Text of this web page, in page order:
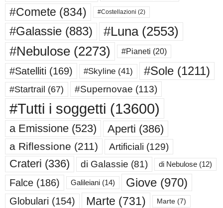
#Comete (834) #Costellazioni (2)
#Galassie (883) #Luna(2553)
#Nebulose (2273) #Pianeti (20)
#Satelliti (169) #Skyline (41) #Sole (1211)
#Startrail (67) #Supernovae (113)
#Tutti i soggetti (13600)
a Emissione (523) Aperti (386)
a Riflessione (211) Artificiali (129)
Crateri (336) di Galassie (81) di Nebulose (12)
Falce (186) Galileiani (14) Giove (970)
Globulari (154) Marte (731) Marte (7)